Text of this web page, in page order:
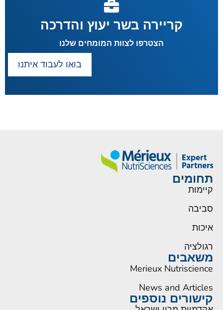
קריירה בשר יעוץ והדרכה
הצטרפו לצוות המומחים שלנו
בואו לעבוד איתנו
תחומים
קיימות
סביבה
איכות
רגולציה
משאבים
Merieux Nutriscience
News and Articles
קישורים נוספים